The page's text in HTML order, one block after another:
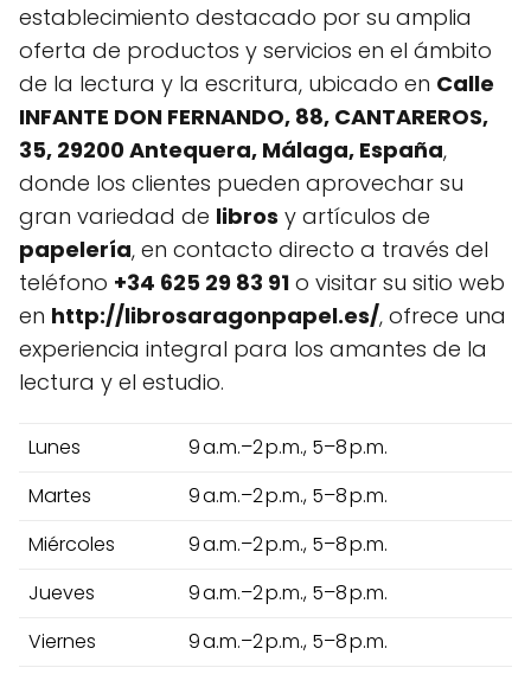
establecimiento destacado por su amplia
oferta de productos y servicios en el ámbito
de la lectura y la escritura, ubicado en Calle
INFANTE DON FERNANDO, 88, CANTAREROS,
35, 29200 Antequera, Málaga, España,
donde los clientes pueden aprovechar su
gran variedad de libros y artículos de
papelería, en contacto directo a través del
teléfono +34 625 29 83 91 o visitar su sitio web
en http://librosaragonpapel.es/, ofrece una
experiencia integral para los amantes de la
lectura y el estudio.
Lunes
9 a.m.–2 p.m., 5–8 p.m.
Martes
9 a.m.–2 p.m., 5–8 p.m.
Miércoles
9 a.m.–2 p.m., 5–8 p.m.
Jueves
9 a.m.–2 p.m., 5–8 p.m.
Viernes
9 a.m.–2 p.m., 5–8 p.m.